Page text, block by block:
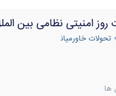
امنیتی نظامی بین الملل
خاورمیانه